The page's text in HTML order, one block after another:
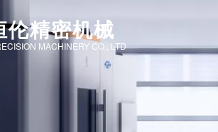
伦精密机械
MACHINERY CO., LTD